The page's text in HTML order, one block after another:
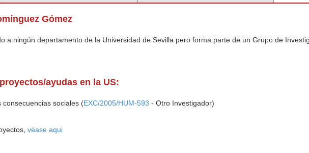
Gómez
a ningún departamento de la Universidad de Sevilla pero forma parte de un Grupo de
ayudas en la US:
consecuencias sociales (EXC/2005/HUM-593 - Otro Investigador)
véase aqui